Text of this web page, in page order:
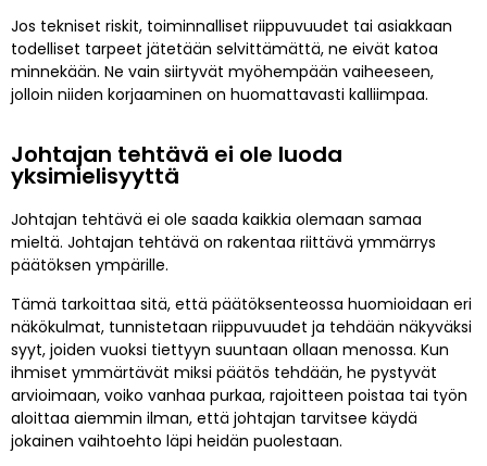
Jos tekniset riskit, toiminnalliset riippuvuudet tai asiakkaan
todelliset tarpeet jätetään selvittämättä, ne eivät katoa
minnekään. Ne vain siirtyvät myöhempään vaiheeseen,
jolloin niiden korjaaminen on huomattavasti kalliimpaa.
Johtajan tehtävä ei ole luoda
yksimielisyyttä
Johtajan tehtävä ei ole saada kaikkia olemaan samaa
mieltä. Johtajan tehtävä on rakentaa riittävä ymmärrys
päätöksen ympärille.
Tämä tarkoittaa sitä, että päätöksenteossa huomioidaan eri
näkökulmat, tunnistetaan riippuvuudet ja tehdään näkyväksi
syyt, joiden vuoksi tiettyyn suuntaan ollaan menossa. Kun
ihmiset ymmärtävät miksi päätös tehdään, he pystyvät
arvioimaan, voiko vanhaa purkaa, rajoitteen poistaa tai työn
aloittaa aiemmin ilman, että johtajan tarvitsee käydä
jokainen vaihtoehto läpi heidän puolestaan.